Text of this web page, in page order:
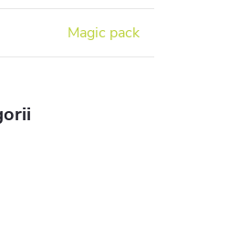
Magic pack